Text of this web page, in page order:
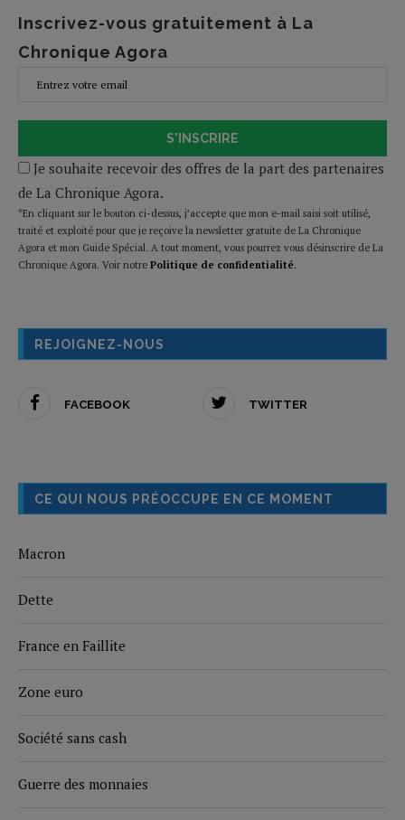
Inscrivez-vous gratuitement à La
Chronique Agora
S'INSCRIRE
Je souhaite recevoir des offres de la part des partenaires
de La Chronique Agora.
*En cliquant sur le bouton ci-dessus, j’accepte que mon e-mail saisi soit utilisé,
traité et exploité pour que je reçoive la newsletter gratuite de La Chronique
Agora et mon Guide Spécial. A tout moment, vous pourrez vous désinscrire de La
Chronique Agora. Voir notre Politique de confidentialité.
REJOIGNEZ-NOUS
FACEBOOK TWITTER
CE QUI NOUS PRÉOCCUPE EN CE MOMENT
Macron
Dette
France en Faillite
Zone euro
Société sans cash
Guerre des monnaies